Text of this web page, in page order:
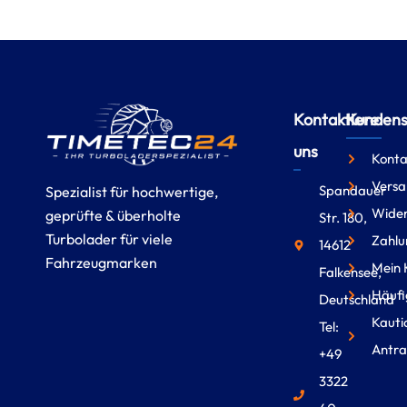
Spezialist für hochwertige,
geprüfte & überholte
Turbolader für viele
Fahrzeugmarken
Kontaktiere
uns
Spandauer
Str. 180,
14612
Falkensee,
Deutschland
Tel:
+49
3322
Mein